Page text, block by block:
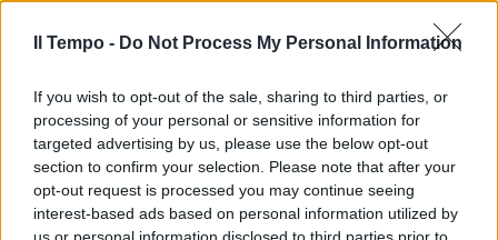
Il Tempo - Do Not Process My Personal Information
If you wish to opt-out of the sale, sharing to third parties, or
processing of your personal or sensitive information for
targeted advertising by us, please use the below opt-out
section to confirm your selection. Please note that after your
opt-out request is processed you may continue seeing
interest-based ads based on personal information utilized by
vincolo dei quattro anni di durata. PENSIONI
e fino al 31 dicembre 2014, un prelievo
straordinario: del 5% sugli importi superiori a
90 mila euro lordi l'anno e fino a 150 mila
euro, del 10% per la parte eventualmente
eccedente. Infine viene limitato per gli anni
2012 e 2013 l'adeguamento degli assegni al